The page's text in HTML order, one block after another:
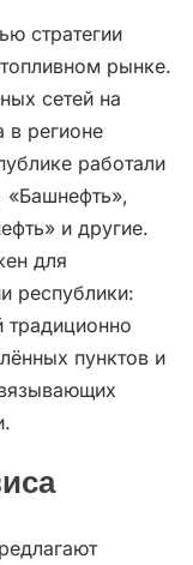
стратегии
рынке.
сетей на
в регионе
работали
«Башнефть»,
и другие.
для
республики:
традиционно
пунктов и